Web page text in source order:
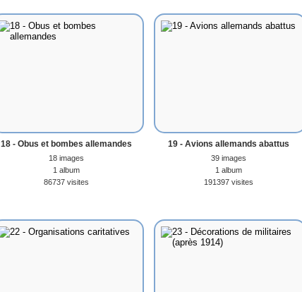
18 - Obus et bombes allemandes
18 images
1 album
86737 visites
19 - Avions allemands abattus
39 images
1 album
191397 visites